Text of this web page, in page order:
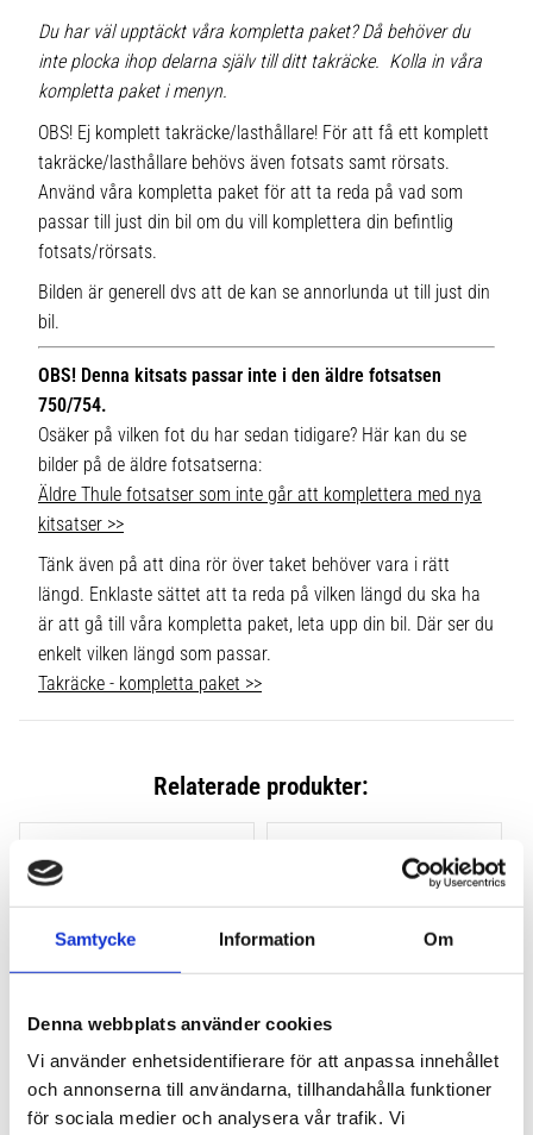
Samtycke Information Om
Denna webbplats använder cookies
Vi använder enhetsidentifierare för att anpassa innehållet
och annonserna till användarna, tillhandahålla funktioner
för sociala medier och analysera vår trafik. Vi
Du har väl upptäckt våra kompletta paket? Då behöver du
inte plocka ihop delarna själv till ditt takräcke. Kolla in våra
kompletta paket i menyn.
OBS! Ej komplett takräcke/lasthållare! För att få ett komplett
takräcke/lasthållare behövs även fotsats samt rörsats.
Använd våra kompletta paket för att ta reda på vad som
passar till just din bil om du vill komplettera din befintlig
fotsats/rörsats.
Bilden är generell dvs att de kan se annorlunda ut till just din
bil.
OBS! Denna kitsats passar inte i den äldre fotsatsen
750/754.
Osäker på vilken fot du har sedan tidigare? Här kan du se
bilder på de äldre fotsatserna:
Äldre Thule fotsatser som inte går att komplettera med nya
kitsatser >>
Tänk även på att dina rör över taket behöver vara i rätt
längd. Enklaste sättet att ta reda på vilken längd du ska ha
är att gå till våra kompletta paket, leta upp din bil. Där ser du
enkelt vilken längd som passar.
Takräcke - kompletta paket >>
Relaterade produkter:
THULE CLAMP EVO 4-
PACK 710500
THULE CLAMP EDGE 4-
PACK 720500
Lägg